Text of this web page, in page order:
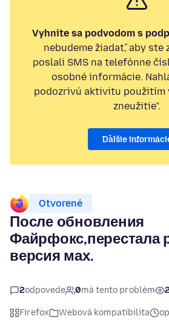
Vyhnite sa podvodom s
nebudeme žiadať, aby ste
poslali SMS na telefónne
osobné informácie.
podozrivú aktivitu použitím
zneužitie”.
Ďalšie
Otvorené
После обновления
Файрфокс,перестала
версия мах.
2odpovede 0má tento problém
Firefox Webová kompatibilita